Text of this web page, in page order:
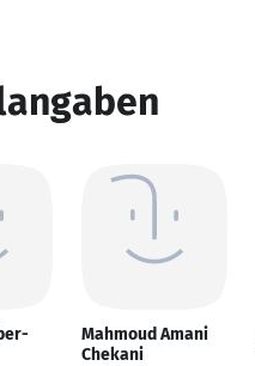
Mahmoud Amani
Chekani